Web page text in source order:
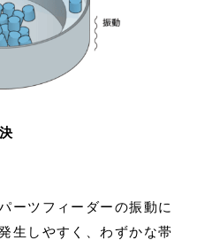
ーツフィーダーの振動に
生しやすく、わずかな帯